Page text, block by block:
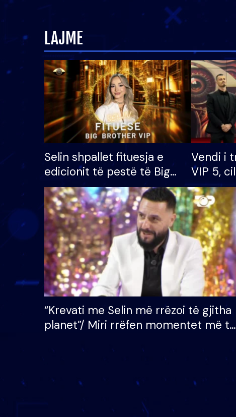
LAJME
Selin shpallet fituesja e
edicionit të pestë të Big
Brother VIP, rrëmben
çmimin e madh prej 100
mijë eurosh
Vendi i
VIP 5,
radhës
“Krevati me Selin më rrëzoi të gjitha
planet”/ Miri rrëfen momentet më të
mungojë zilja e mëngjesit kur…